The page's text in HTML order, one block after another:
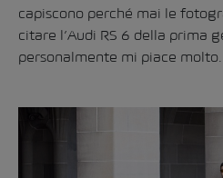
capiscono perché mai le
citare l’Audi RS 6 della prima
personalmente mi piace molto.